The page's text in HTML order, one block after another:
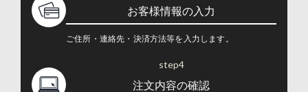
お客様情報の入力
ご住所・連絡先・決済方法等を入力します。
step4
注文内容の確認